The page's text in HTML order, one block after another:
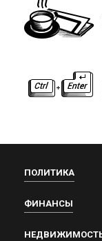
ПОЛИТИКА
ФИНАНСЫ